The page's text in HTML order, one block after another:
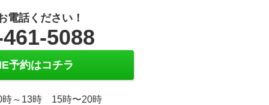
電話ください！
5088
予約はコチラ
時～13時 15時〜20時